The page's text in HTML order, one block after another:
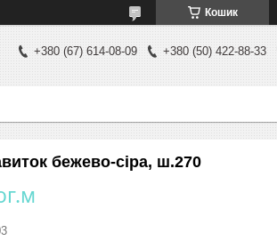
Кошик
+380 (67) 614-08-09 +380 (50) 422-88-33
бежево-сіра, ш.270